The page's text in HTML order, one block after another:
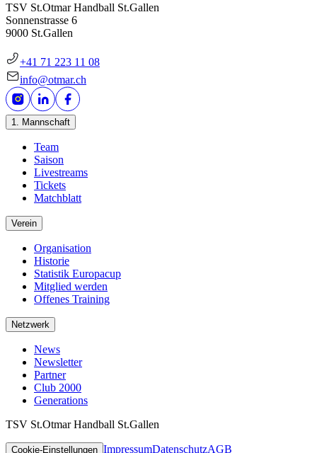
TSV St.Otmar Handball St.Gallen
Sonnenstrasse 6
9000 St.Gallen
+41 71 223 11 08
info@otmar.ch
1. Mannschaft
Team
Saison
Livestreams
Tickets
Matchblatt
Verein
Organisation
Historie
Statistik Europacup
Mitglied werden
Offenes Training
Netzwerk
News
Newsletter
Partner
Club 2000
Generations
TSV St.Otmar Handball St.Gallen
Cookie-Einstellungen ImpressumDatenschutzAGB